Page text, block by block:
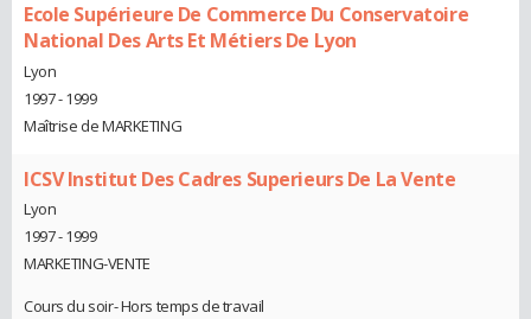
Ecole Supérieure De Commerce Du Conservatoire
National Des Arts Et Métiers De Lyon
Lyon
1997 - 1999
Maîtrise de MARKETING
ICSV Institut Des Cadres Superieurs De La Vente
Lyon
1997 - 1999
MARKETING-VENTE
Cours du soir- Hors temps de travail